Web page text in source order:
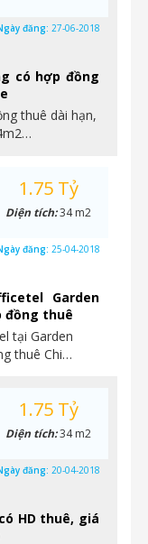
có hợp đồng
thuê dài hạn,
đăng: 27-06-2018
Garden
đồng thuê
tại Garden
thuê Chi…
1.75 Tỷ
Diện tích:34 m2
đăng: 25-04-2018
HD thuê, giá
1.75 Tỷ
Diện tích:34 m2
đăng: 20-04-2018